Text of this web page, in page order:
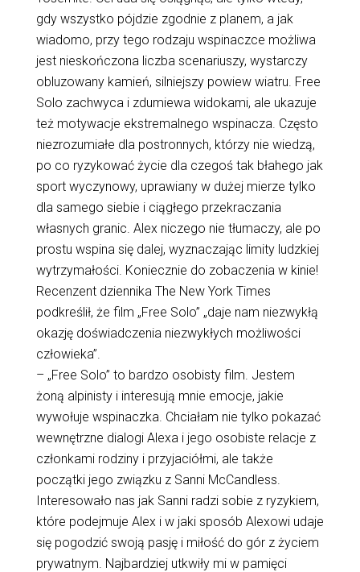
gdy wszystko pójdzie zgodnie z planem, a jak
wiadomo, przy tego rodzaju wspinaczce możliwa
jest nieskończona liczba scenariuszy, wystarczy
obluzowany kamień, silniejszy powiew wiatru. Free
Solo zachwyca i zdumiewa widokami, ale ukazuje
też motywacje ekstremalnego wspinacza. Często
niezrozumiałe dla postronnych, którzy nie wiedzą,
po co ryzykować życie dla czegoś tak błahego jak
sport wyczynowy, uprawiany w dużej mierze tylko
dla samego siebie i ciągłego przekraczania
własnych granic. Alex niczego nie tłumaczy, ale po
prostu wspina się dalej, wyznaczając limity ludzkiej
wytrzymałości. Koniecznie do zobaczenia w kinie!
Recenzent dziennika The New York Times
podkreślił, że film „Free Solo” „daje nam niezwykłą
okazję doświadczenia niezwykłych możliwości
człowieka”.
– „Free Solo” to bardzo osobisty film. Jestem
żoną alpinisty i interesują mnie emocje, jakie
wywołuje wspinaczka. Chciałam nie tylko pokazać
wewnętrzne dialogi Alexa i jego osobiste relacje z
członkami rodziny i przyjaciółmi, ale także
początki jego związku z Sanni McCandless.
Interesowało nas jak Sanni radzi sobie z ryzykiem,
które podejmuje Alex i w jaki sposób Alexowi udaje
się pogodzić swoją pasję i miłość do gór z życiem
prywatnym. Najbardziej utkwiły mi w pamięci